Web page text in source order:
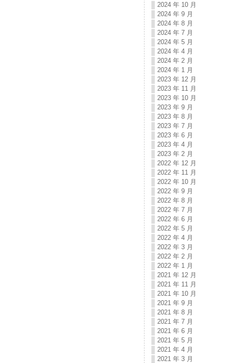
2024 年 10 月
2024 年 9 月
2024 年 8 月
2024 年 7 月
2024 年 5 月
2024 年 4 月
2024 年 2 月
2024 年 1 月
2023 年 12 月
2023 年 11 月
2023 年 10 月
2023 年 9 月
2023 年 8 月
2023 年 7 月
2023 年 6 月
2023 年 4 月
2023 年 2 月
2022 年 12 月
2022 年 11 月
2022 年 10 月
2022 年 9 月
2022 年 8 月
2022 年 7 月
2022 年 6 月
2022 年 5 月
2022 年 4 月
2022 年 3 月
2022 年 2 月
2022 年 1 月
2021 年 12 月
2021 年 11 月
2021 年 10 月
2021 年 9 月
2021 年 8 月
2021 年 7 月
2021 年 6 月
2021 年 5 月
2021 年 4 月
2021 年 3 月